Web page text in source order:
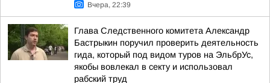
Вчера, 22:39
Глава Следственного комитета Александр
Бастрыкин поручил проверить деятельность
гида, который под видом туров на ЭльбрУс,
якобы вовлекал в секту и использовал
рабский труд